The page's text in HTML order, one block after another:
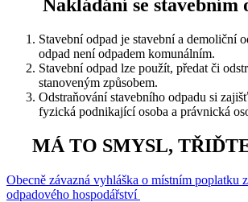
Nakládání se stavebním
Stavební odpad je stavební a demoliční
odpad není odpadem komunálním.
Stavební odpad lze použít, předat či
stanoveným způsobem.
Odstraňování stavebního odpadu si
fyzická podnikající osoba a právnická
MÁ TO SMYSL,
Obecně závazná vyhláška o místním poplatku
odpadového hospodářství